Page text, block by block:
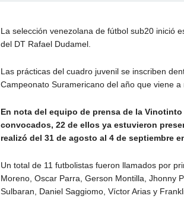
La selección venezolana de fútbol sub20 inició
del DT Rafael Dudamel.
Las prácticas del cuadro juvenil se inscriben
Campeonato Suramericano del año que viene a
En nota del equipo de prensa de la
convocados, 22 de ellos ya estuvieron
realizó del 31 de agosto al 4 de septiembre
Un total de 11 futbolistas fueron llamados por
Moreno, Oscar Parra, Gerson Montilla, Jhonny
Sulbaran, Daniel Saggiomo, Víctor Arias y